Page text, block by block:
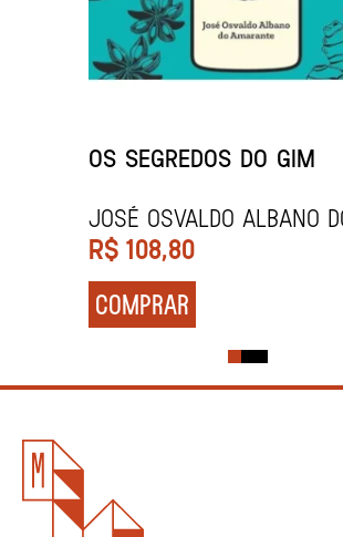
OS SEGREDOS DO GIM
JOSÉ OSVALDO ALBANO
AMARANTE
R$ 108,80
COMPRAR